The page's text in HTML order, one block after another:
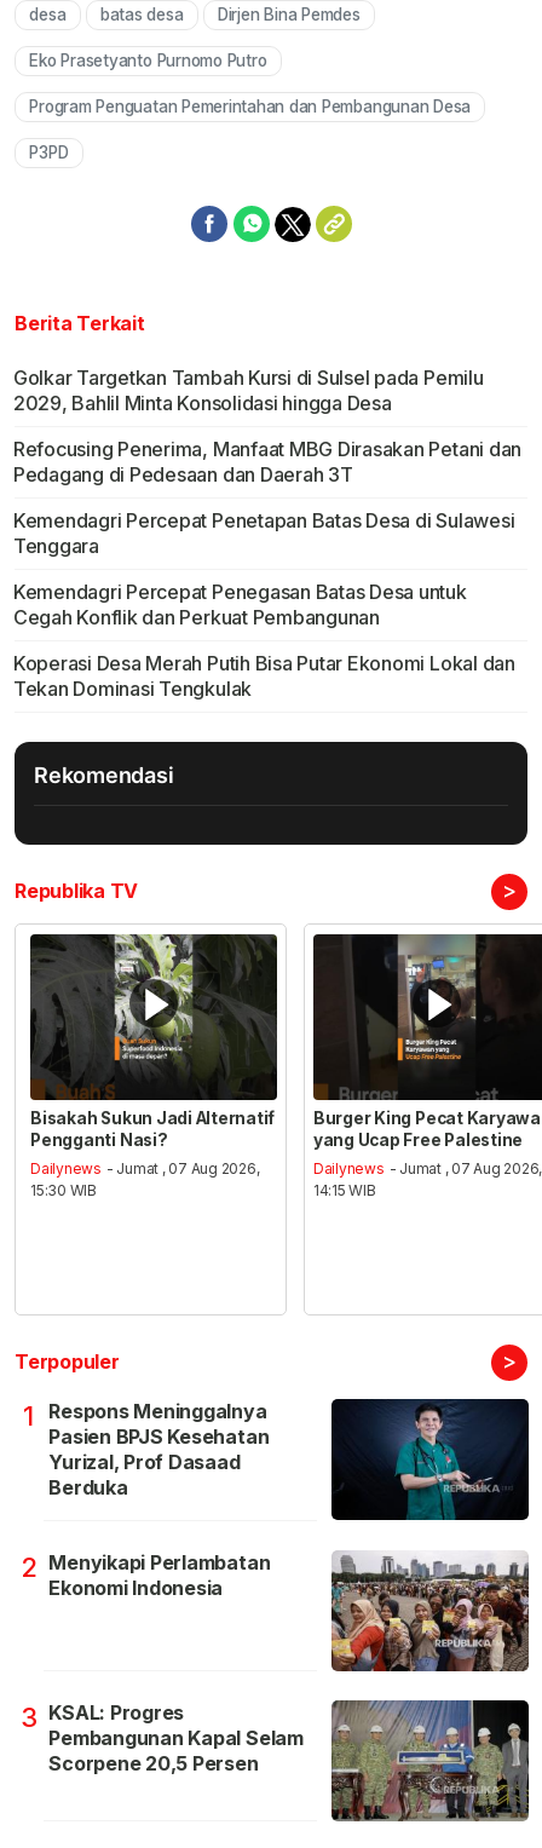
desa batas desa Dirjen Bina Pemdes
Eko Prasetyanto Purnomo Putro
Program Penguatan Pemerintahan dan Pembangunan Desa
P3PD
Berita Terkait
Golkar Targetkan Tambah Kursi di Sulsel pada Pemilu
2029, Bahlil Minta Konsolidasi hingga Desa
Refocusing Penerima, Manfaat MBG Dirasakan Petani dan
Pedagang di Pedesaan dan Daerah 3T
Kemendagri Percepat Penetapan Batas Desa di Sulawesi
Tenggara
Kemendagri Percepat Penegasan Batas Desa untuk
Cegah Konflik dan Perkuat Pembangunan
Koperasi Desa Merah Putih Bisa Putar Ekonomi Lokal dan
Tekan Dominasi Tengkulak
Rekomendasi
Republika TV >
Bisakah Sukun Jadi Alternatif
Pengganti Nasi?
Dailynews - Jumat , 07 Aug 2026,
15:30 WIB
Burger King Pecat
yang Ucap Free Palestine
Dailynews - Jumat , 07 Aug 2026,
14:15 WIB
Terpopuler >
1
Respons Meninggalnya
Pasien BPJS Kesehatan
Yurizal, Prof Dasaad
Berduka
2 Menyikapi Perlambatan
Ekonomi Indonesia
3 KSAL: Progres
Pembangunan Kapal Selam
Scorpene 20,5 Persen